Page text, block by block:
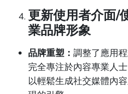
更新使用者介面/
業品牌形象
品牌重塑： 調整了應用
完全專注於內容專業人
以輕鬆生成社交媒體內